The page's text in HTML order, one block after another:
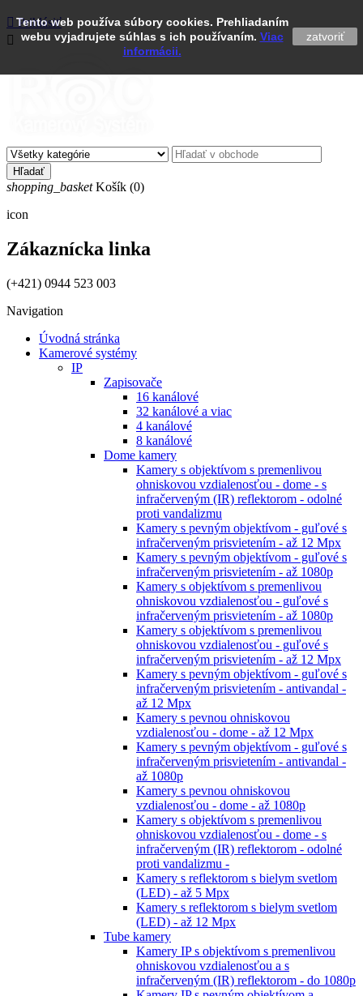
Tento web používa súbory cookies. Prehliadaním
webu vyjadrujete súhlas s ich používaním. Viac
informácii.
zatvoriť
 Prihlásiť

Hľadať
shopping_basket Košík (0)
icon
Zákaznícka linka
(+421) 0944 523 003
Navigation
Úvodná stránka
Kamerové systémy
IP
Zapisovače
16 kanálové
32 kanálové a viac
4 kanálové
8 kanálové
Dome kamery
Kamery s objektívom s premenlivou
ohniskovou vzdialenosťou - dome - s
infračerveným (IR) reflektorom - odolné
proti vandalizmu
Kamery s pevným objektívom - guľové s
infračerveným prisvietením - až 12 Mpx
Kamery s pevným objektívom - guľové s
infračerveným prisvietením - až 1080p
Kamery s objektívom s premenlivou
ohniskovou vzdialenosťou - guľové s
infračerveným prisvietením - až 1080p
Kamery s objektívom s premenlivou
ohniskovou vzdialenosťou - guľové s
infračerveným prisvietením - až 12 Mpx
Kamery s pevným objektívom - guľové s
infračerveným prisvietením - antivandal -
až 12 Mpx
Kamery s pevnou ohniskovou
vzdialenosťou - dome - až 12 Mpx
Kamery s pevným objektívom - guľové s
infračerveným prisvietením - antivandal -
až 1080p
Kamery s pevnou ohniskovou
vzdialenosťou - dome - až 1080p
Kamery s objektívom s premenlivou
ohniskovou vzdialenosťou - dome - s
infračerveným (IR) reflektorom - odolné
proti vandalizmu -
Kamery s reflektorom s bielym svetlom
(LED) - až 5 Mpx
Kamery s reflektorom s bielym svetlom
(LED) - až 12 Mpx
Tube kamery
Kamery IP s objektívom s premenlivou
ohniskovou vzdialenosťou a s
infračerveným (IR) reflektorom - do 1080p